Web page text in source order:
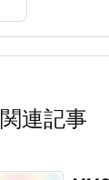
関連記事